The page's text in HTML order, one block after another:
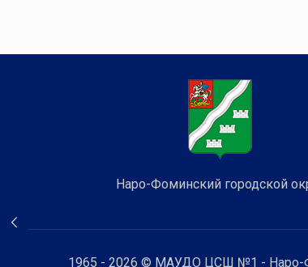
Наро-Фоминский городской
1965 - 2026 © МАУДО ЦСШ №1 - Наро-